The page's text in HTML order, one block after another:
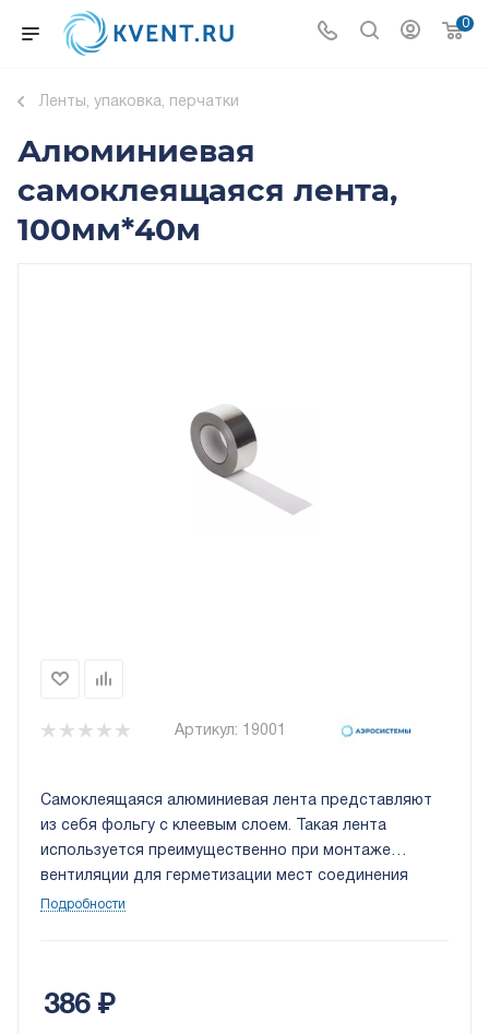
0
Ленты, упаковка, перчатки
Алюминиевая
самоклеящаяся лента,
100мм*40м
Артикул: 19001
Самоклеящаяся алюминиевая лента представляют
из себя фольгу с клеевым слоем. Такая лента
используется преимущественно при монтаже
вентиляции для герметизации мест соединения
воздуховодов и соединения листов теплоизоляции.
Подробности
386₽